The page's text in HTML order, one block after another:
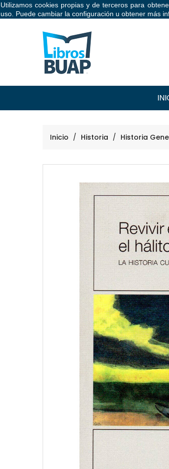
Utilizamos cookies propias y de terceros para
uso. Puede cambiar la configuración u obtener más
Libros BUAP
Inicio Historia Historia